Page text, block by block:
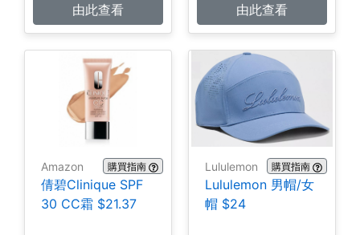
由此查看
由此查看
Amazon 購買指南
倩碧Clinique SPF
30 CC霜 $21.37
Lululemon 購買指南
Lululemon 男帽/女
帽 $24